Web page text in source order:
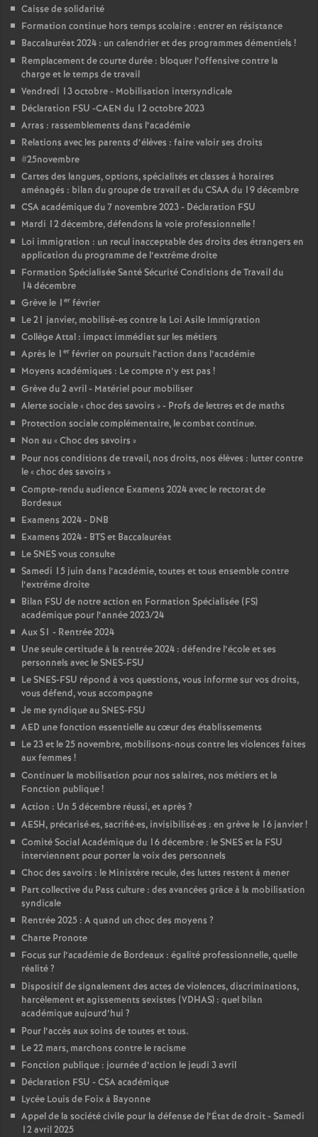
Caisse de solidarité
Formation continue hors temps scolaire : entrer en résistance
Baccalauréat 2024 : un calendrier et des programmes démentiels !
Remplacement de courte durée : bloquer l’offensive contre la
charge et le temps de travail
Vendredi 13 octobre - Mobilisation intersyndicale
Déclaration FSU -CAEN du 12 octobre 2023
Arras : rassemblements dans l’académie
Relations avec les parents d’élèves : faire valoir ses droits
#25novembre
Cartes des langues, options, spécialités et classes à horaires
aménagés : bilan du groupe de travail et du CSAA du 19 décembre
CSA académique du 7 novembre 2023 - Déclaration FSU
Mardi 12 décembre, défendons la voie professionnelle!
Loi immigration : un recul inacceptable des droits des étrangers en
application du programme de l’extrême droite
Formation Spécialisée Santé Sécurité Conditions de Travail du
14 décembre
Grève le 1 er février
Le 21 janvier, mobilisé-es contre la Loi Asile Immigration
Collège Attal : impact immédiat sur les métiers
Après le 1 er février on poursuit l’action dans l’académie
Moyens académiques : Le compte n’y est pas !
Grève du 2 avril - Matériel pour mobiliser
Alerte sociale «choc des savoirs » - Profs de lettres et de maths
Protection sociale complémentaire, le combat continue.
Non au «Choc des savoirs »
Pour nos conditions de travail, nos droits, nos élèves : lutter contre
le «choc des savoirs »
Compte-rendu audience Examens 2024 avec le rectorat de
Bordeaux
Examens 2024 - DNB
Examens 2024 - BTS et Baccalauréat
Le SNES vous consulte
Samedi 15 juin dans l’académie, toutes et tous ensemble contre
l’extrême droite
Bilan FSU de notre action en Formation Spécialisée (FS)
académique pour l’année 2023/24
Aux S1 - Rentrée 2024
Une seule certitude à la rentrée 2024 : défendre l’école et ses
personnels avec le SNES-FSU
Le SNES-FSU répond à vos questions, vous informe sur vos droits,
vous défend, vous accompagne
Je me syndique au SNES-FSU
AED une fonction essentielle au cœur des établissements
Le 23 et le 25 novembre, mobilisons-nous contre les violences faites
aux femmes !
Continuer la mobilisation pour nos salaires, nos métiers et la
Fonction publique!
Action : Un 5 décembre réussi, et après ?
AESH, précarisé·es, sacrifié·es, invisibilisé·es : en grève le 16 janvier!
Comité Social Académique du 16 décembre : le SNES et la FSU
interviennent pour porter la voix des personnels
Choc des savoirs : le Ministère recule, des luttes restent à mener
Part collective du Pass culture : des avancées grâce à la mobilisation
syndicale
Rentrée 2025 : A quand un choc des moyens ?
Charte Pronote
Focus sur l’académie de Bordeaux : égalité professionnelle, quelle
réalité?
Dispositif de signalement des actes de violences, discriminations,
harcèlement et agissements sexistes (VDHAS) : quel bilan
académique aujourd’hui ?
Pour l’accès aux soins de toutes et tous.
Le 22 mars, marchons contre le racisme
Fonction publique : journée d’action le jeudi 3 avril
Déclaration FSU - CSA académique
Lycée Louis de Foix à Bayonne
Appel de la société civile pour la défense de l’État de droit - Samedi
12 avril 2025